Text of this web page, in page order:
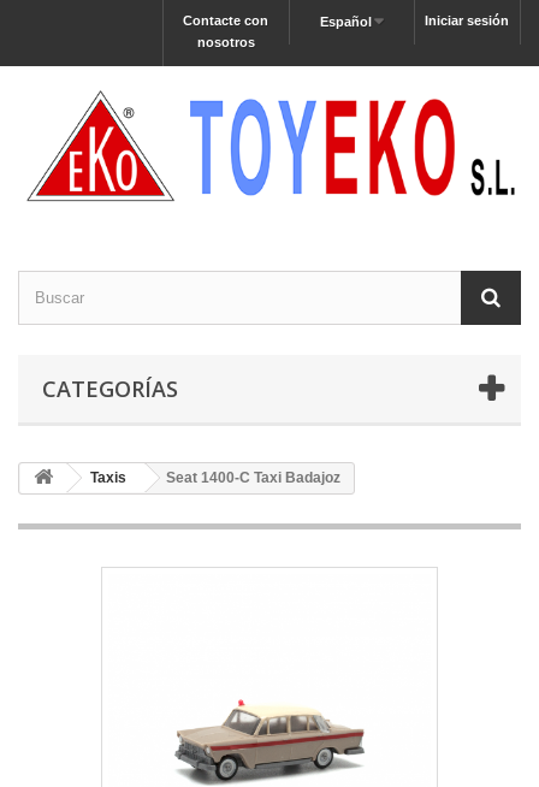
Iniciar sesión
Español
Contacte con
nosotros
CATEGORÍAS
Taxis Seat 1400-C Taxi Badajoz